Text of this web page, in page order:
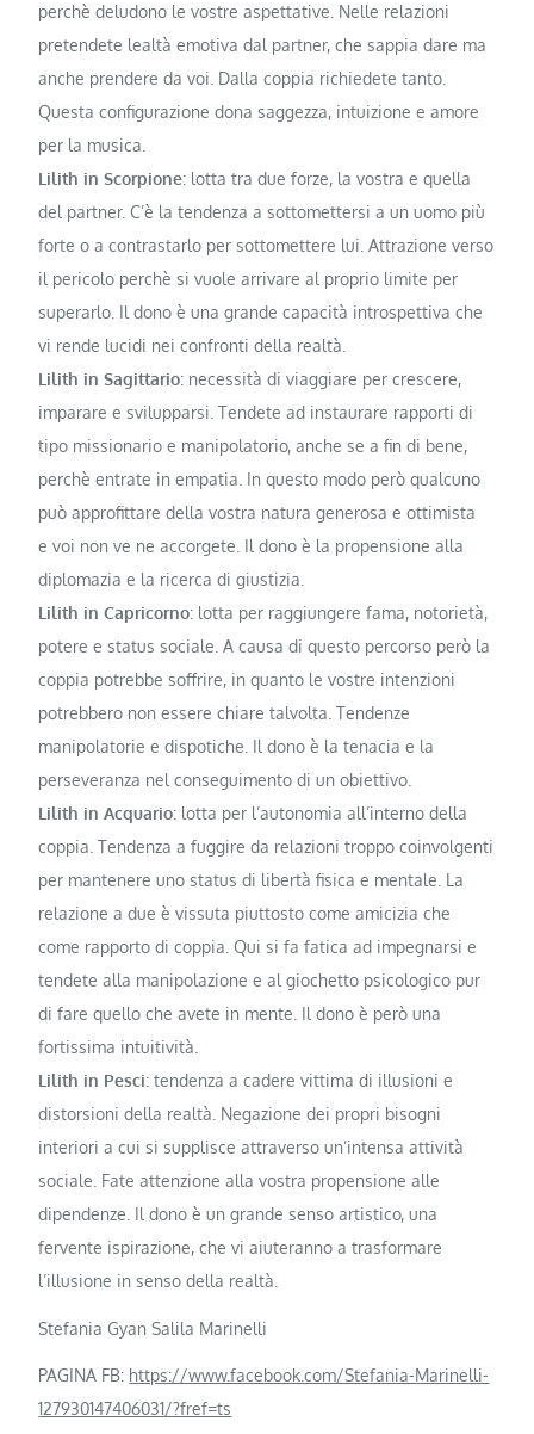
perchè deludono le vostre aspettative. Nelle relazioni
pretendete lealtà emotiva dal partner, che sappia dare ma
anche prendere da voi. Dalla coppia richiedete tanto.
Questa configurazione dona saggezza, intuizione e amore
per la musica.
Lilith in Scorpione: lotta tra due forze, la vostra e quella
del partner. C’è la tendenza a sottomettersi a un uomo più
forte o a contrastarlo per sottomettere lui. Attrazione verso
il pericolo perchè si vuole arrivare al proprio limite per
superarlo. Il dono è una grande capacità introspettiva che
vi rende lucidi nei confronti della realtà.
Lilith in Sagittario: necessità di viaggiare per crescere,
imparare e svilupparsi. Tendete ad instaurare rapporti di
tipo missionario e manipolatorio, anche se a fin di bene,
perchè entrate in empatia. In questo modo però qualcuno
può approfittare della vostra natura generosa e ottimista
e voi non ve ne accorgete. Il dono è la propensione alla
diplomazia e la ricerca di giustizia.
Lilith in Capricorno: lotta per raggiungere fama, notorietà,
potere e status sociale. A causa di questo percorso però la
coppia potrebbe soffrire, in quanto le vostre intenzioni
potrebbero non essere chiare talvolta. Tendenze
manipolatorie e dispotiche. Il dono è la tenacia e la
perseveranza nel conseguimento di un obiettivo.
Lilith in Acquario: lotta per l’autonomia all’interno della
coppia. Tendenza a fuggire da relazioni troppo coinvolgenti
per mantenere uno status di libertà fisica e mentale. La
relazione a due è vissuta piuttosto come amicizia che
come rapporto di coppia. Qui si fa fatica ad impegnarsi e
tendete alla manipolazione e al giochetto psicologico pur
di fare quello che avete in mente. Il dono è però una
fortissima intuitività.
Lilith in Pesci: tendenza a cadere vittima di illusioni e
distorsioni della realtà. Negazione dei propri bisogni
interiori a cui si supplisce attraverso un’intensa attività
sociale. Fate attenzione alla vostra propensione alle
dipendenze. Il dono è un grande senso artistico, una
fervente ispirazione, che vi aiuteranno a trasformare
l’illusione in senso della realtà.
Stefania Gyan Salila Marinelli
PAGINA FB: https://www.facebook.com/Stefania-Marinelli-
127930147406031/?fref=ts